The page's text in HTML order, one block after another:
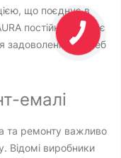
що поєднує в
постійно працює
задоволення потреб
емалі
та ремонту важливо
Відомі виробники